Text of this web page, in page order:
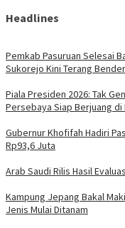
Headlines
Pemkab Pasuruan Selesai
Sukorejo Kini Terang
Piala Presiden 2026: Tak
Persebaya Siap Berjuang di
Gubernur Khofifah Hadiri
Rp93,6 Juta
Arab Saudi Rilis Hasil
Kampung Jepang Bakal
Jenis Mulai Ditanam